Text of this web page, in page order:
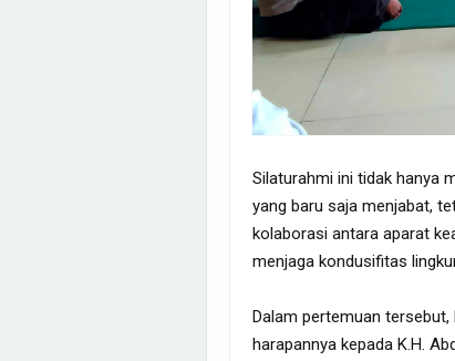
Silaturahmi ini tidak hanya
yang baru saja menjabat,
kolaborasi antara aparat
menjaga kondusifitas
Dalam pertemuan
harapannya kepada K.H.